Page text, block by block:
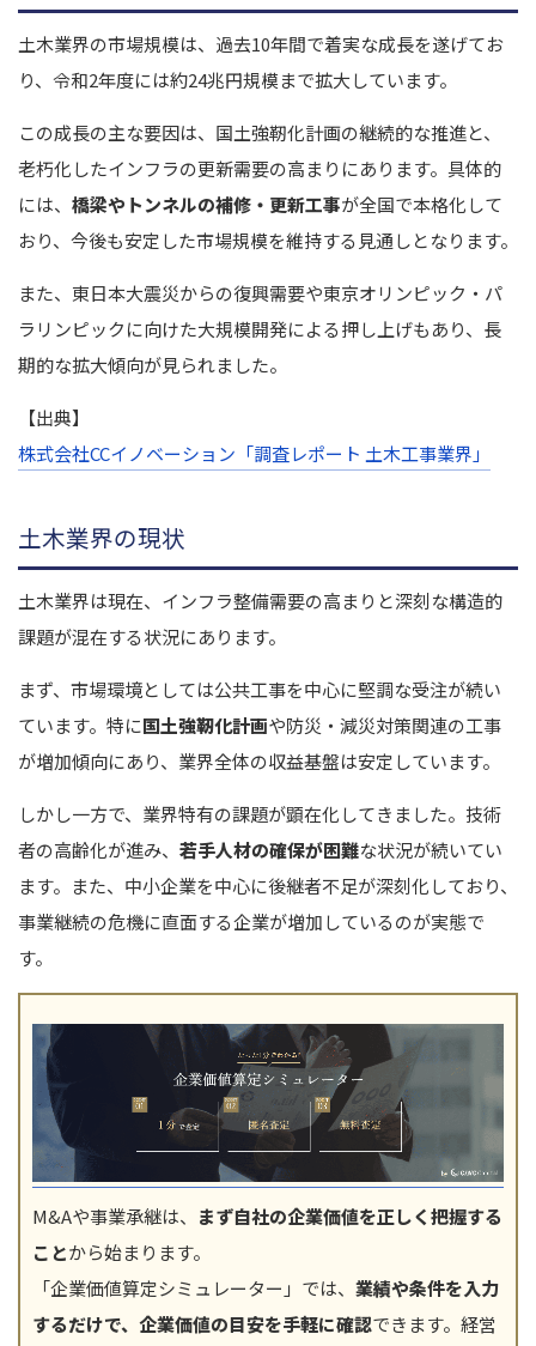
土木業界の市場規模は、過去10年間で着実な成長を遂げてお
り、令和2年度には約24兆円規模まで拡大しています。
この成長の主な要因は、国土強靭化計画の継続的な推進と、
老朽化したインフラの更新需要の高まりにあります。具体的
には、 橋梁やトンネルの補修・更新工事が全国で本格化して
おり、今後も安定した市場規模を維持する見通しとなります。
また、東日本大震災からの復興需要や東京オリンピック・パ
ラリンピックに向けた大規模開発による押し上げもあり、長
期的な拡大傾向が見られました。
【出典】
株式会社CCイノベーション「調査レポート 土木工事業界」
土木業界の現状
土木業界は現在、インフラ整備需要の高まりと深刻な構造的
課題が混在する状況にあります。
まず、市場環境としては公共工事を中心に堅調な受注が続い
ています。特に国土強靭化計画や防災・減災対策関連の工事
が増加傾向にあり、業界全体の収益基盤は安定しています。
しかし一方で、業界特有の課題が顕在化してきました。技術
者の高齢化が進み、 若手人材の確保が困難な状況が続いてい
ます。また、中小企業を中心に後継者不足が深刻化しており、
事業継続の危機に直面する企業が増加しているのが実態で
す。
M&Aや事業承継は、 まず自社の企業価値を正しく把握する
ことから始まります。
「企業価値算定シミュレーター」では、 業績や条件を入力
するだけで、企業価値の目安を手軽に確認できます。経営